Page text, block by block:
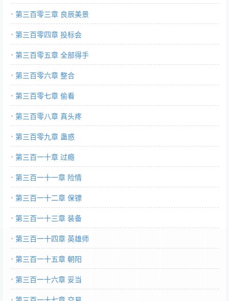
第三百零三章 良辰美景
第三百零四章 投标会
第三百零五章 全部得手
第三百零六章 整合
第三百零七章 偷看
第三百零八章 真头疼
第三百零九章 蛊惑
第三百一十章 过瘾
第三百一十一章 险情
第三百一十二章 保镖
第三百一十三章 装备
第三百一十四章 英雄师
第三百一十五章 朝阳
第三百一十六章 妥当